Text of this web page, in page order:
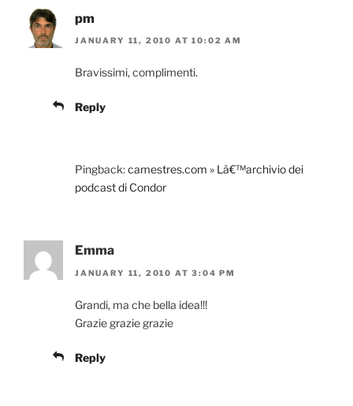
pm
JANUARY 11, 2010 AT 10:02 AM
Bravissimi, complimenti.
Reply
Pingback:camestres.com » Lâ€™archivio dei
podcast di Condor
Emma
JANUARY 11, 2010 AT 3:04 PM
Grandi, ma che bella idea!!!
Grazie grazie grazie
Reply